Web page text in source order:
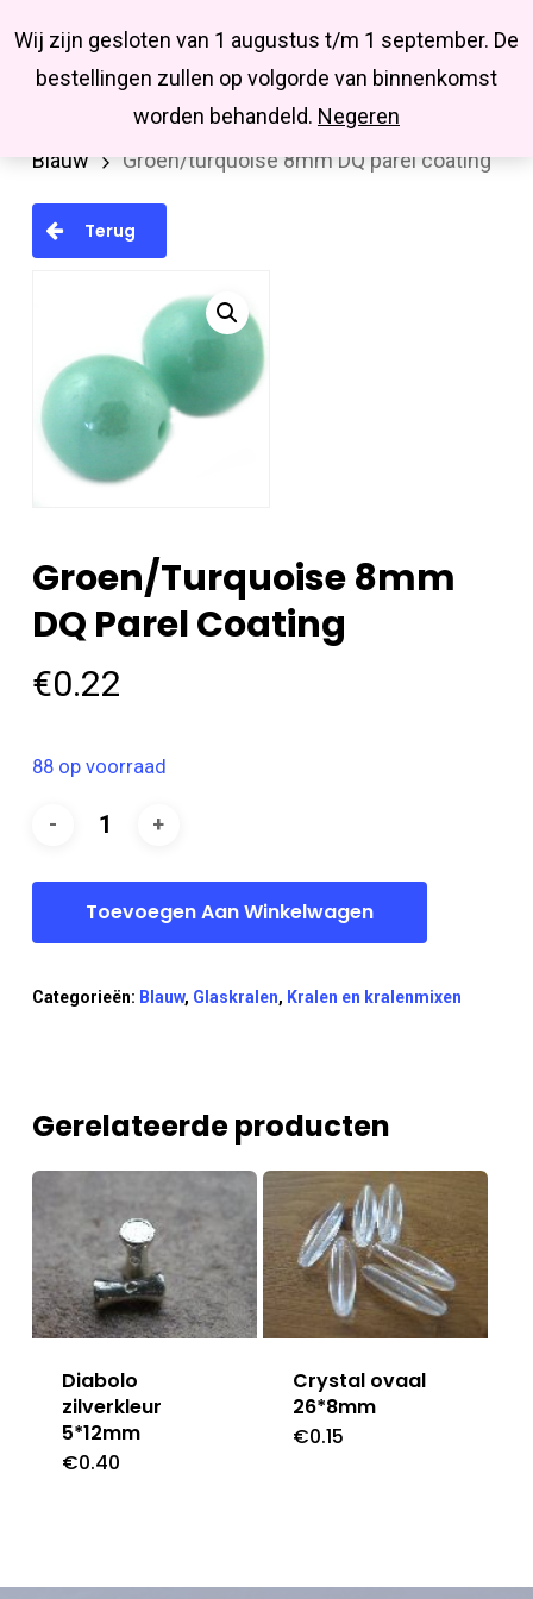
Wij zijn gesloten van 1 augustus t/m 1 september. De
bestellingen zullen op volgorde van binnenkomst
worden behandeld. Negeren
main
Missbluesieraden
searchaccount
Kralen en kralenmixen
Glaskralen
Blauw
Groen/turquoise 8mm DQ parel coating
Terug
Groen/turquoise 8mm
DQ Parel Coating
€0.22
88 op voorraad
Toevoegen Aan Winkelwagen
Categorieën: Blauw, Glaskralen, Kralen en kralenmixen
Gerelateerde producten
Diabolo
zilverkleur
5*12mm
€0.40
Crystal ovaal
26*8mm
€0.15
Close